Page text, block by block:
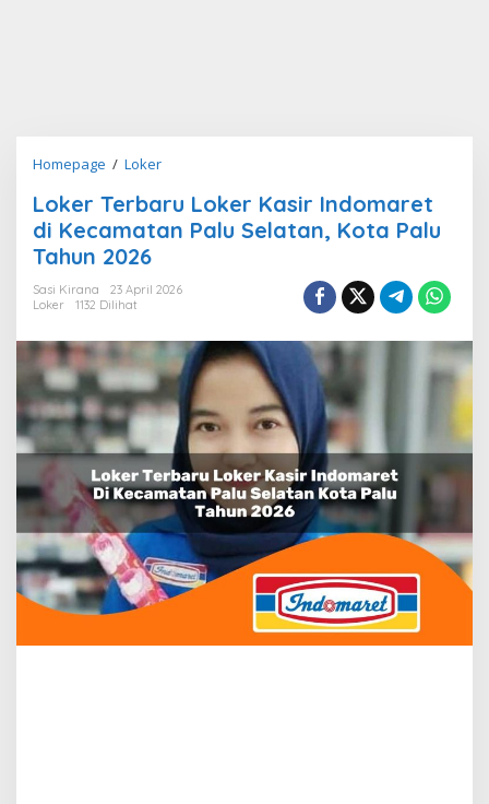
Homepage / LokerLoker
Loker
Kasir
Kecamatan
Selatan,
Kota
Palu
Tahun
2026
Loker Terbaru Loker Kasir Indomaret
di Kecamatan Palu Selatan, Kota Palu
Tahun 2026
Sasi Kirana
23 April 2026
Loker
1132 Dilihat